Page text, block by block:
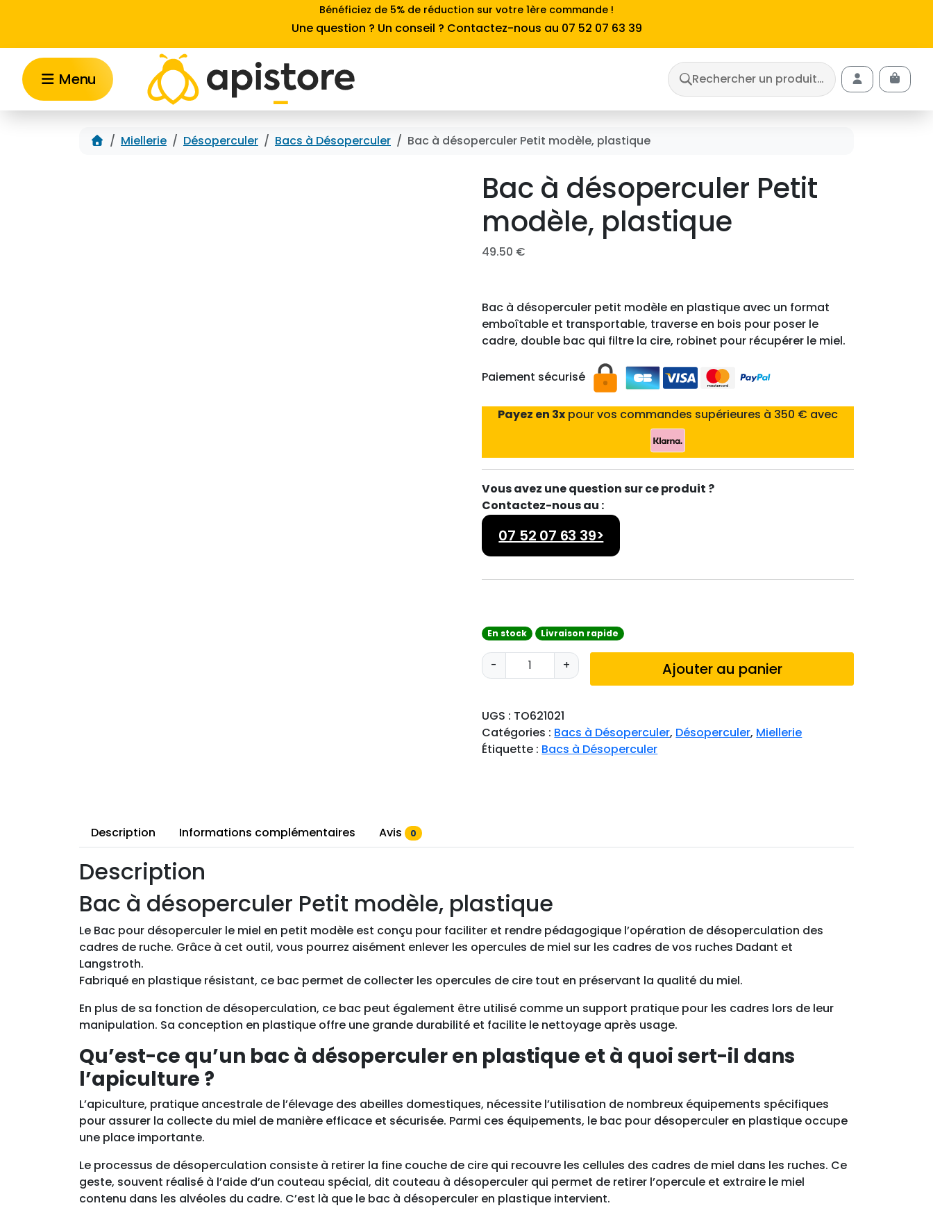
Bénéficiez de 5% de réduction sur votre 1ère commande !
Une question ? Un conseil ? Contactez-nous au 07 52 07 63 39
Menu
Rechercher un produit…
Account
Cart
Accueil
Miellerie Désoperculer Bacs à Désoperculer Bac à désoperculer Petit modèle, plastique
Bac à désoperculer Petit
modèle, plastique
49.50 €
Bac à désoperculer petit modèle en plastique avec un format
emboîtable et transportable, traverse en bois pour poser le
cadre, double bac qui filtre la cire, robinet pour récupérer le miel.
Paiement sécurisé
Payez en 3x pour vos commandes supérieures à 350 € avec
Vous avez une question sur ce produit ?
Contactez-nous au :
07 52 07 63 39>
En stock Livraison rapide
-
q
u
n
t
i
a
é
s
o
e
c
u
e
e
t
t
m
o
+ Ajouter au panier
UGS : TO621021
Catégories : Bacs à Désoperculer, Désoperculer, Miellerie
Étiquette : Bacs à Désoperculer
Description Informations complémentaires Avis 0
Description
Bac à désoperculer Petit modèle, plastique
Le Bac pour désoperculer le miel en petit modèle est conçu pour faciliter et rendre pédagogique l’opération de désoperculation des
cadres de ruche. Grâce à cet outil, vous pourrez aisément enlever les opercules de miel sur les cadres de vos ruches Dadant et
Langstroth.
Fabriqué en plastique résistant, ce bac permet de collecter les opercules de cire tout en préservant la qualité du miel.
En plus de sa fonction de désoperculation, ce bac peut également être utilisé comme un support pratique pour les cadres lors de leur
manipulation. Sa conception en plastique offre une grande durabilité et facilite le nettoyage après usage.
Qu’est-ce qu’un bac à désoperculer en plastique et à quoi sert-il dans
l’apiculture ?
L’apiculture, pratique ancestrale de l’élevage des abeilles domestiques, nécessite l’utilisation de nombreux équipements spécifiques
pour assurer la collecte du miel de manière efficace et sécurisée. Parmi ces équipements, le bac pour désoperculer en plastique occupe
une place importante.
Le processus de désoperculation consiste à retirer la fine couche de cire qui recouvre les cellules des cadres de miel dans les ruches. Ce
geste, souvent réalisé à l’aide d’un couteau spécial, dit couteau à désoperculer qui permet de retirer l’opercule et extraire le miel
contenu dans les alvéoles du cadre. C’est là que le bac à désoperculer en plastique intervient.